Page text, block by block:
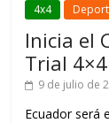
4x4
Inicia el
Trial
9 de julio de
Ecuador será